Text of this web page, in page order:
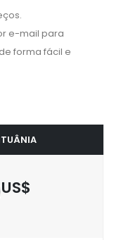
e-mail para
de forma fácil e
US$